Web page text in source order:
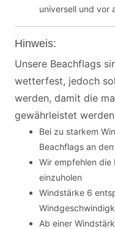
universell und vor
Hinweis:
Unsere Beachflags
wetterfest, jedoch
werden, damit die
gewährleistet
Bei zu starkem
Beachflags an
Wir empfehlen die
einzuholen
Windstärke 6
Ab einer